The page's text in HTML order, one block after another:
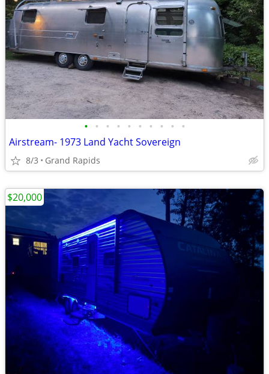
• • • • • • • • • •
Airstream- 1973 Land Yacht Sovereign
8/3 Grand Rapids
$20,000